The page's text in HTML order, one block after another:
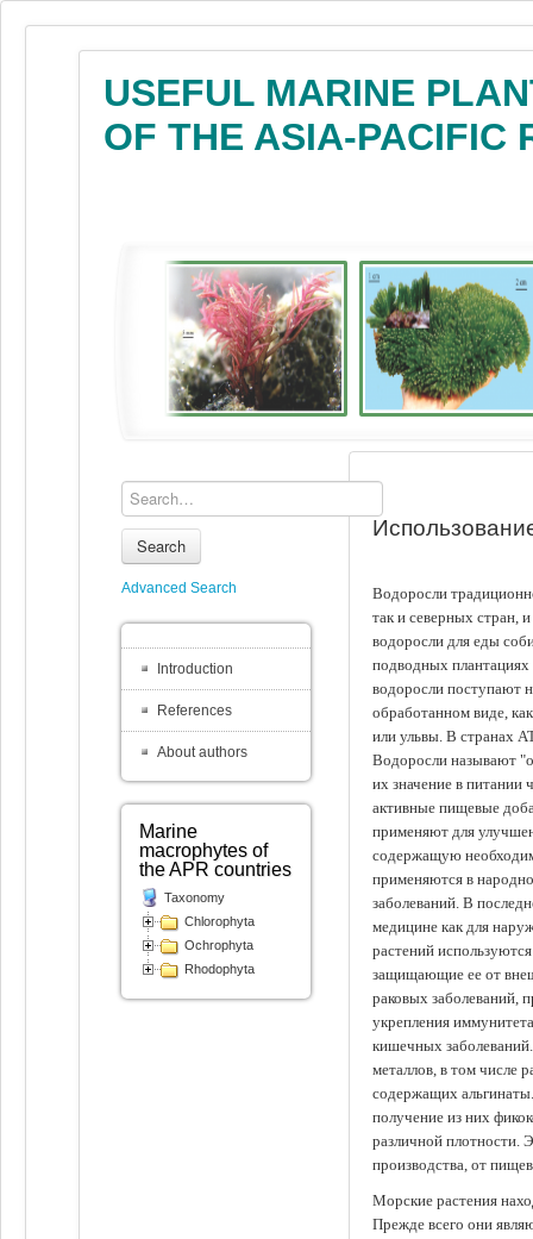
USEFUL MARINE
OF THE ASIA-PACIFIC
Водоросли
так и северных стран,
водоросли для еды
подводных
водоросли поступают
обработанном виде,
или ульвы. В странах
Водоросли называют
их значение в питании
активные пищевые
применяют для
содержащую
применяются в
заболеваний. В
медицине как для
растений
защищающие ее от
раковых заболеваний,
укрепления
кишечных
металлов, в том числе
содержащих
получение из них
различной плотности.
производства, от
Морские растения
Прежде всего они
Search
Advanced Search
Introduction
References
About authors
Marine
macrophytes of
the APR countries
Taxonomy
Chlorophyta
Ochrophyta
Rhodophyta